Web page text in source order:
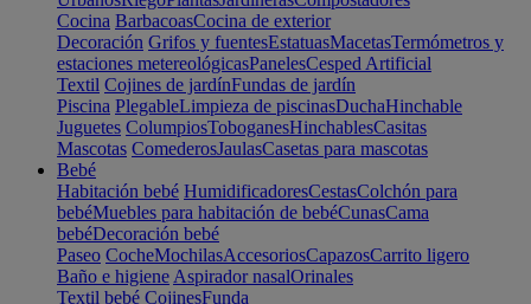
Cocina BarbacoasCocina de exterior
Decoración Grifos y fuentesEstatuasMacetasTermómetros y
estaciones metereológicasPanelesCesped Artificial
Textil Cojines de jardínFundas de jardín
Piscina PlegableLimpieza de piscinasDuchaHinchable
Juguetes ColumpiosToboganesHinchablesCasitas
Mascotas ComederosJaulasCasetas para mascotas
Bebé
Habitación bebé HumidificadoresCestasColchón para
bebéMuebles para habitación de bebéCunasCama
bebéDecoración bebé
Paseo CocheMochilasAccesoriosCapazosCarrito ligero
Baño e higiene Aspirador nasalOrinales
Textil bebé CojinesFunda